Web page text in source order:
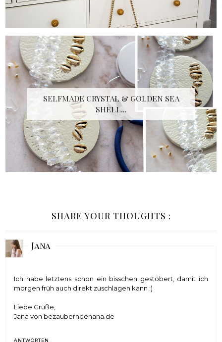
SELFMADE CRYSTAL & GOLDEN SEA
SHELL...
SHARE YOUR THOUGHTS :
Jana
Ich habe letztens schon ein bisschen gestöbert, damit ich
morgen früh auch direkt zuschlagen kann :)
Liebe Grüße,
Jana von bezauberndenana.de
ANTWORTEN